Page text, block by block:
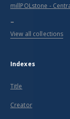
millPOLstone -
...
View all collections
Indexes
Title
Creator